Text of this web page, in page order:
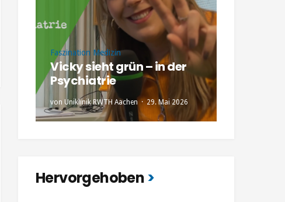
Faszination Medizin
Vicky sieht grün – in der
Psychiatrie
von Uniklinik RWTH Aachen 29. Mai 2026
Hervorgehoben